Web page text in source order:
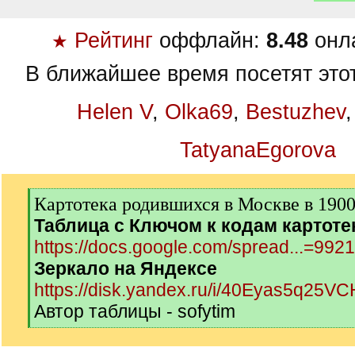
★ Рейтинг оффлайн: 8.48
В ближайшее время посетят
Helen V, Olka69, Bestuzhev
TatyanaEgorova
[
q
Картотека родившихся в Москве в
Таблица с Ключом к кодам
https://docs.google.com/
Зеркало на Яндексе
https://disk.yandex.ru/i/
Автор таблицы - sofytim
[
/